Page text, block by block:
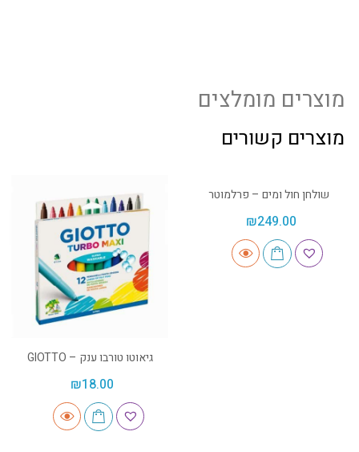
מוצרים מומלצים
מוצרים קשורים
שולחן חול ומים – פרלמוטר
₪249.00
גיאוטו טורבו ענק – GIOTTO
₪18.00